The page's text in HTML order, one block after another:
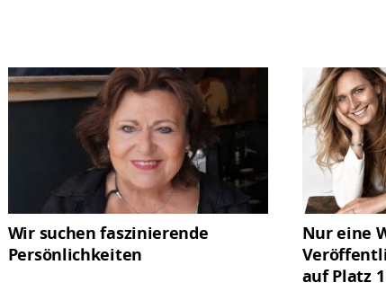
Wir suchen faszinierende
Persönlichkeiten
Nur eine
auf Platz